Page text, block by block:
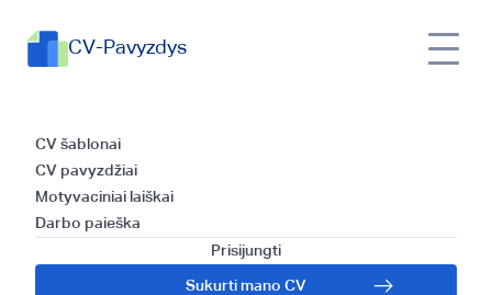
CV-Pavyzdys
CV šablonai
CV pavyzdžiai
Motyvaciniai laiškai
Darbo paieška
Prisijungti
Sukurti mano CV
Slovakų kalba
rašomo CV kūrimo
gidas